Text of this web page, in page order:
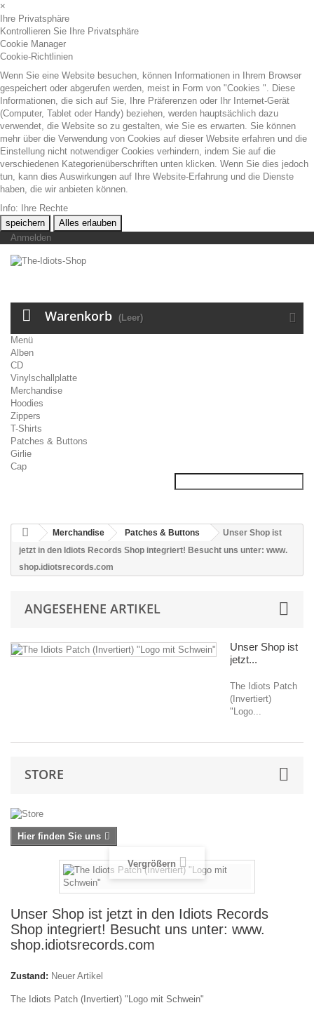
×
Ihre Privatsphäre
Kontrollieren Sie Ihre Privatsphäre
Cookie Manager
Cookie-Richtlinien
Wenn Sie eine Website besuchen, können Informationen in Ihrem Browser
gespeichert oder abgerufen werden, meist in Form von "Cookies ". Diese
Informationen, die sich auf Sie, Ihre Präferenzen oder Ihr Internet-Gerät
(Computer, Tablet oder Handy) beziehen, werden hauptsächlich dazu
verwendet, die Website so zu gestalten, wie Sie es erwarten. Sie können
mehr über die Verwendung von Cookies auf dieser Website erfahren und die
Einstellung nicht notwendiger Cookies verhindern, indem Sie auf die
verschiedenen Kategorienüberschriften unten klicken. Wenn Sie dies jedoch
tun, kann dies Auswirkungen auf Ihre Website-Erfahrung und die Dienste
haben, die wir anbieten können.
Info: Ihre Rechte
speichern
Alles erlauben
Anmelden
Warenkorb (Leer)
Menü
Alben
CD
Vinylschallplatte
Merchandise
Hoodies
Zippers
T-Shirts
Patches & Buttons
Girlie
Cap
Merchandise Patches & Buttons
Unser Shop ist
jetzt in den Idiots Records Shop integriert! Besucht uns unter: www.
shop.idiotsrecords.com
ANGESEHENE ARTIKEL
Unser Shop ist
jetzt...
The Idiots Patch
(Invertiert)
"Logo...
STORE
Hier finden Sie uns
Vergrößern
Unser Shop ist jetzt in den Idiots Records
Shop integriert! Besucht uns unter: www.
shop.idiotsrecords.com
Zustand: Neuer Artikel
The Idiots Patch (Invertiert) "Logo mit Schwein"